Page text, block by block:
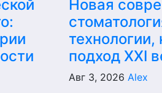
Новая
подход XXI
Авг 3, 2026 Alex